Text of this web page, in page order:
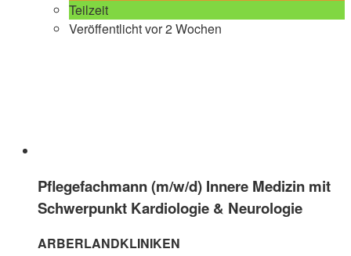
Teilzeit
Veröffentlicht vor 2 Wochen
Pflegefachmann (m/w/d) Innere Medizin mit
Schwerpunkt Kardiologie & Neurologie
ARBERLANDKLINIKEN